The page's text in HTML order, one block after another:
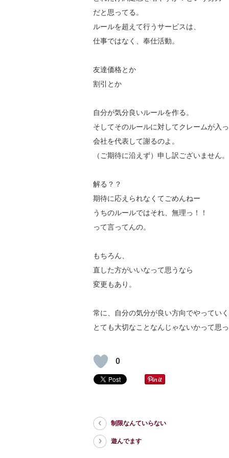
だと思ってる。
ルールを超えて行うサービスは、
仕事ではなく、奉仕活動。
友達価格とか
割引とか
自分が気分良いルールを作る。
そしてそのルールに対してクレームが入
会社を代表して謝るのよ。
（ご期待に沿えず）申し訳ございません。
解る？？
期待に応えられなくてごめんねー
うちのルールではそれ、無理っ！！
って言ってんの。
もちろん、
直した方がいいなって思うなら
変更もあり。
常に、自分の気分が良い方向でやっていく
とても大切なことなんじゃないかって思
0
制限なんていらない
遊んでます